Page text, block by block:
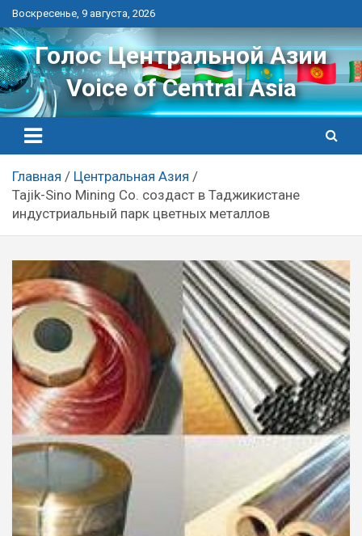
Перейти
к
контенту
Воскресенье, 9 августа, 2026
Голос Центральной Азии
Voice of Central Asia
Главная
Центральная Азия
Tajik-Sino Mining Co. создаст в Таджикистане
индустриальный парк цветных металлов